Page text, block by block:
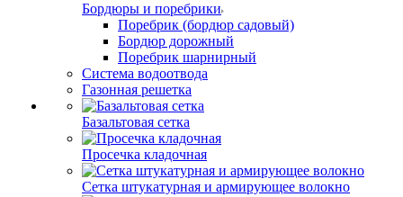
Бордюры и поребрики
Поребрик (бордюр садовый)
Бордюр дорожный
Поребрик шарнирный
Система водоотвода
Газонная решетка
Базальтовая сетка
Просечка кладочная
Сетка штукатурная и армирующее волокно